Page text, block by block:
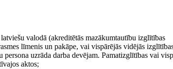
valodā (akreditētās mazākumtautību izglītības
līmenis un pakāpe, vai vispārējās vidējās
uzrāda darba devējam. Pamatizglītības vai
aktos;